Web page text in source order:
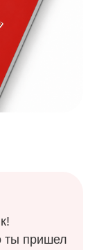
ты пришел